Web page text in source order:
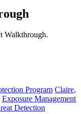
Walkthrough.
Program Claire,
Exposure Management
Detection